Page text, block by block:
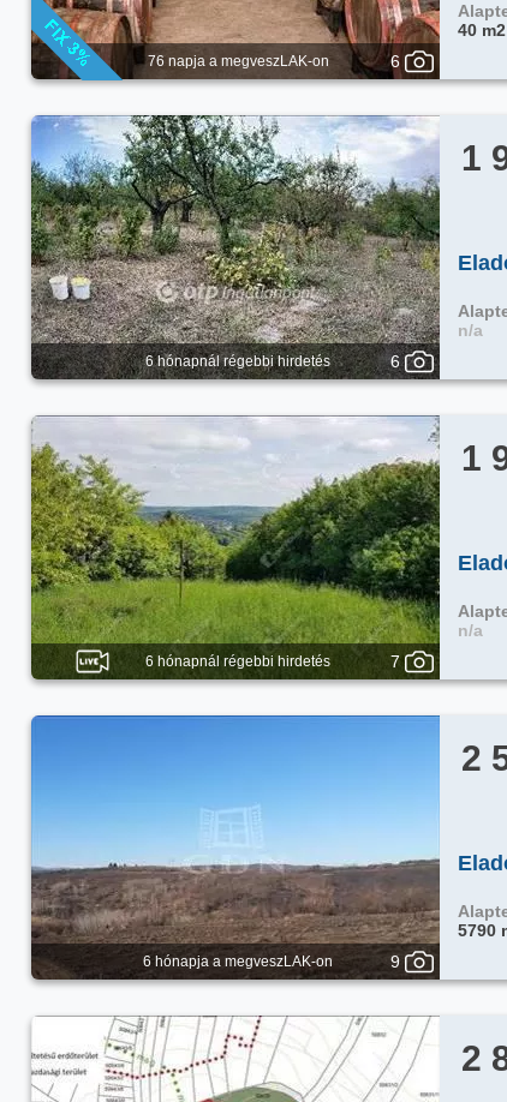
76 napja a megveszLAK-on 6
40 m2
6 hónapnál régebbi hirdetés 6
1
n/a
6 hónapnál régebbi hirdetés 7
1
n/a
6 hónapja a megveszLAK-on 9
2
5790
2